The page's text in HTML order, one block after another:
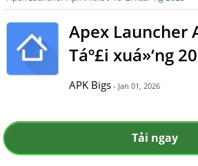
Apex Launcher
Táº£i xuá»‘ng
APK Bigs - Jan 01, 2026
Tải ngay